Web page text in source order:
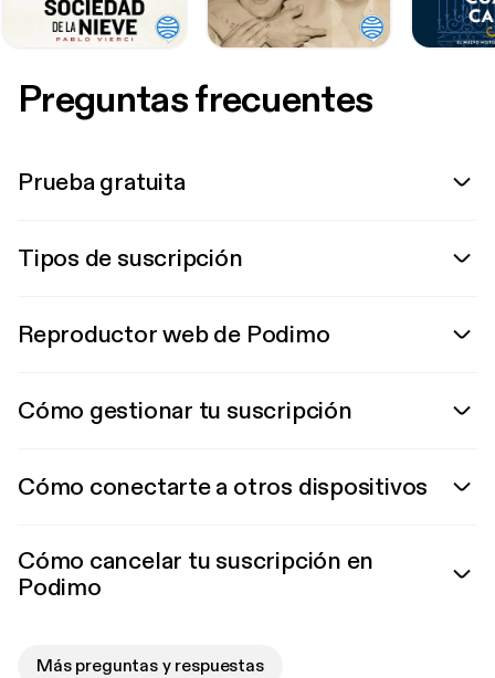
Preguntas frecuentes
Prueba gratuita
Tipos de suscripción
Reproductor web de Podimo
Cómo gestionar tu suscripción
Cómo conectarte a otros dispositivos
Cómo cancelar tu suscripción en
Podimo
Más preguntas y respuestas